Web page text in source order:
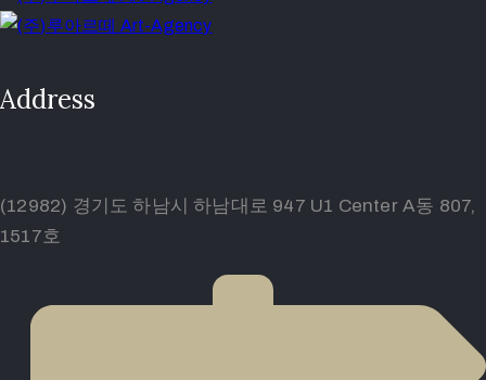
Address
(12982) 경기도 하남시 하남대로 947 U1 Center A동 807,
1517호